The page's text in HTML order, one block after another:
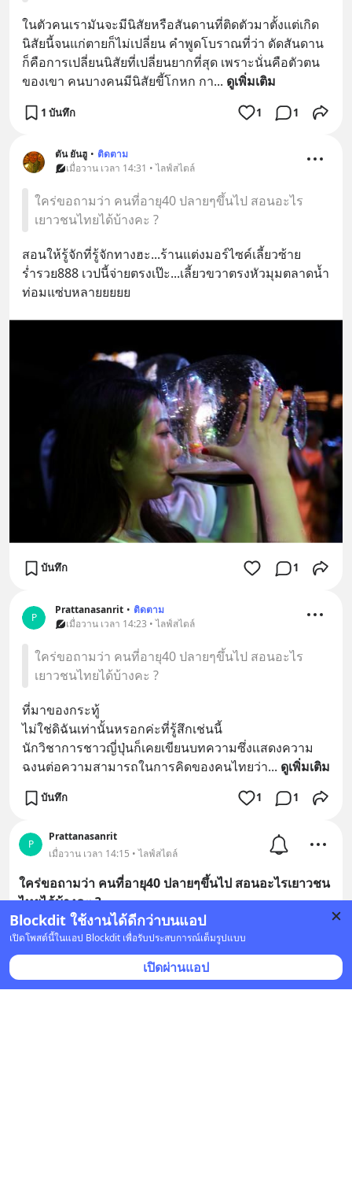
Blockdit ใช้งานได้ดีกว่าบนแอป
เปิดโพสต์นี้ในแอป Blockdit เพื่อรับประสบการณ์เต็มรูปแบบ
เปิดผ่านแอป
ในตัวคนเรามันจะมีนิสัยหรือสันดานที่ติดตัวมาตั้งแต่เกิด
นิสัยนี้จนแก่ตายก็ไม่เปลี่ยน คำพูดโบราณที่ว่า ดัดสันดาน
ก็คือการเปลี่ยนนิสัยที่เปลี่ยนยากที่สุด เพราะนั่นคือตัวตน
ของเขา คนบางคนมีนิสัยขี้โกหก กา... ดูเพิ่มเติม
1 บันทึก 1 1
ตัน ยันฮู • ติดตาม
เมื่อวาน เวลา 14:31 • ไลฟ์สไตล์
ใคร่ขอถามว่า คนที่อายุ40 ปลายๆขึ้นไป สอนอะไร
เยาวชนไทยได้บ้างคะ ?
สอนให้รู้จักที่รู้จักทางฮะ...ร้านแต่งมอร์ไซค์เลี้ยวซ้าย
ร่ำรวย888 เวปนี้จ่ายตรงเป๊ะ...เลี้ยวขวาตรงหัวมุมตลาดน้ำ
ท่อมแซ่บหลายยยยย
บันทึก 1
P
Prattanasanrit • ติดตาม
เมื่อวาน เวลา 14:23 • ไลฟ์สไตล์
ใคร่ขอถามว่า คนที่อายุ40 ปลายๆขึ้นไป สอนอะไร
เยาวชนไทยได้บ้างคะ ?
ที่มาของกระทู้
ไม่ใช่ดิฉันเท่านั้นหรอกค่ะที่รู้สึกเช่นนี้
นักวิชาการชาวญี่ปุ่นก็เคยเขียนบทความซึ่งเเสดงความ
ฉงนต่อความสามารถในการคิดของคนไทยว่า... ดูเพิ่มเติม
บันทึก 1 1
P
Prattanasanrit
เมื่อวาน เวลา 14:15 • ไลฟ์สไตล์
ใคร่ขอถามว่า คนที่อายุ40 ปลายๆขึ้นไป สอนอะไรเยาวชน
ไทยได้บ้างคะ ?
5 คำตอบ
เมื่อวาน เวลา 14:11 • ไลฟ์สไตล์